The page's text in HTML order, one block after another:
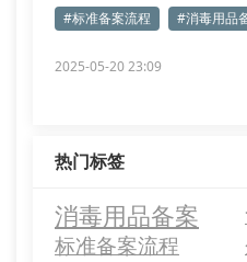
#标准备案流程 #消毒用品
2025-05-20 23:09
热门标签
消毒用品备案
标准备案流程